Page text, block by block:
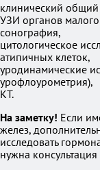
клинический
УЗИ органов малого
сонография,
цитологическое
атипичных клеток,
уродинамические
урофлоурометрия),
КТ.
На заметку! Если
желез,
исследовать
нужна